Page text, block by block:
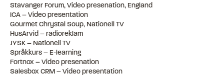
Stavanger Forum, Video presenation, England
ICA – Video presentation
Gourmet Chrystal Soup, Nationell TV
HusArvid – radioreklam
JYSK – Nationell TV
Språkkurs – E-learning
Fortnox – Video presenation
Salesbox CRM – Video presentation